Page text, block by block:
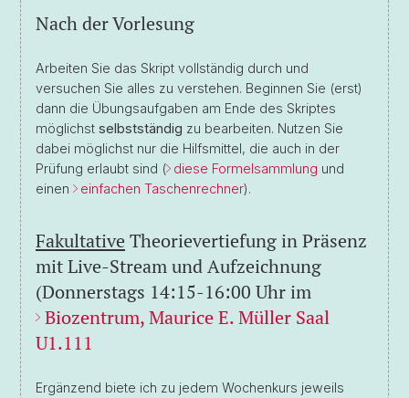
Nach der Vorlesung
Arbeiten Sie das Skript vollständig durch und
versuchen Sie alles zu verstehen. Beginnen Sie (erst)
dann die Übungsaufgaben am Ende des Skriptes
möglichst selbstständig zu bearbeiten. Nutzen Sie
dabei möglichst nur die Hilfsmittel, die auch in der
Prüfung erlaubt sind ( diese Formelsammlung und
einen
einfachen Taschenrechner).
Fakultative Theorievertiefung in Präsenz
mit Live-Stream und Aufzeichnung
(Donnerstags 14:15-16:00 Uhr im
Biozentrum, Maurice E. Müller Saal
U1.111
Ergänzend biete ich zu jedem Wochenkurs jeweils